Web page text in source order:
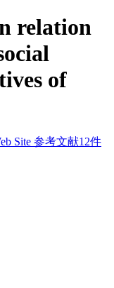
relation
of
Site 参考文献12件